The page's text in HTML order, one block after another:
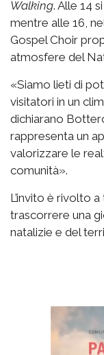
Walking. Alle 14
mentre alle 16,
Gospel Choir
atmosfere del
«Siamo lieti di
visitatori in un
dichiarano
rappresenta un
valorizzare le
comunità».
L’invito è rivolto
trascorrere una
natalizie e del